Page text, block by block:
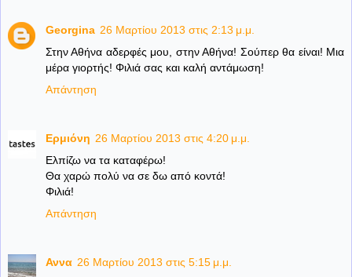
Georgina 26 Μαρτίου 2013 στις 2:13 μ.μ.
Στην Αθήνα αδερφές μου, στην Αθήνα! Σούπερ θα είναι! Μια
μέρα γιορτής! Φιλιά σας και καλή αντάμωση!
Απάντηση
Ερμιόνη 26 Μαρτίου 2013 στις 4:20 μ.μ.
Ελπίζω να τα καταφέρω!
Θα χαρώ πολύ να σε δω από κοντά!
Φιλιά!
Απάντηση
Αννα 26 Μαρτίου 2013 στις 5:15 μ.μ.